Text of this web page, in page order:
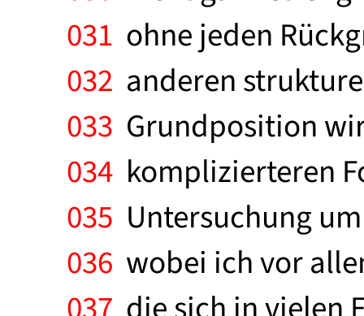
031 ohne jeden
032 anderen
033 Grundposition
034 komplizierteren
035 Untersuchung
036 wobei ich vor